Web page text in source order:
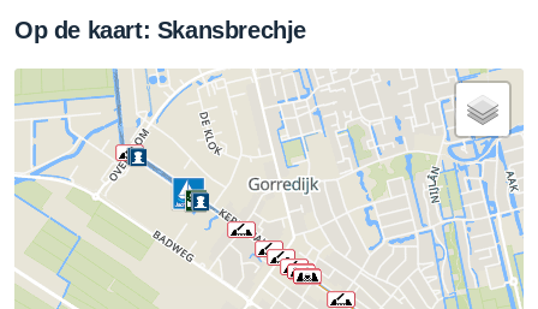
Op de kaart: Skansbrechje